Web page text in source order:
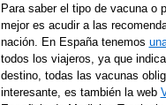
Para saber el tipo de vacuna o
mejor es acudir a las
nación. En España tenemos
todos los viajeros, ya que
destino, todas las vacunas
interesante, es también la web